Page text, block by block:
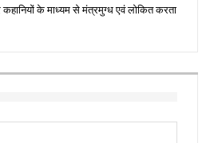
के माध्यम से मंत्रमुग्ध एवं लोकित करता